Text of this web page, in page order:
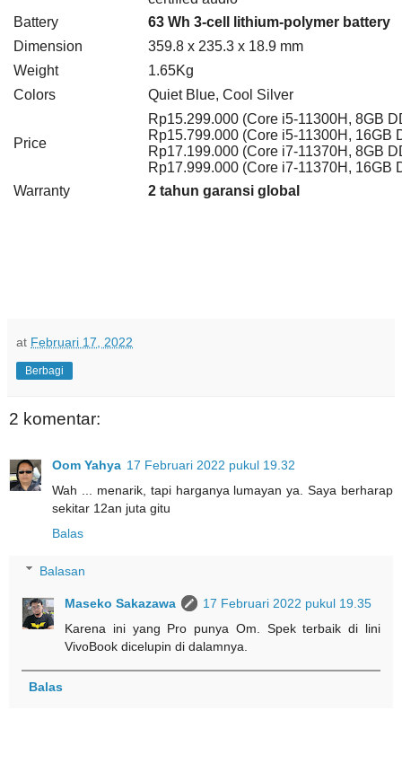
Battery
63 Wh 3-cell lithium-polymer battery
Dimension
359.8 x 235.3 x 18.9 mm
Weight
1.65Kg
Colors
Quiet Blue, Cool Silver
Price
Rp15.299.000 (Core i5-11300H, 8GB
Rp15.799.000 (Core i5-11300H, 16GB
Rp17.199.000 (Core i7-11370H, 8GB
Rp17.999.000 (Core i7-11370H, 16GB
Warranty
2 tahun garansi global
at Februari 17, 2022
Berbagi
2 komentar:
Oom Yahya 17 Februari 2022 pukul 19.32
Wah ... menarik, tapi harganya lumayan ya. Saya berharap
sekitar 12an juta gitu
Balas
Balasan
Maseko Sakazawa
17 Februari 2022 pukul 19.35
Karena ini yang Pro punya Om. Spek terbaik di lini
VivoBook dicelupin di dalamnya.
Balas